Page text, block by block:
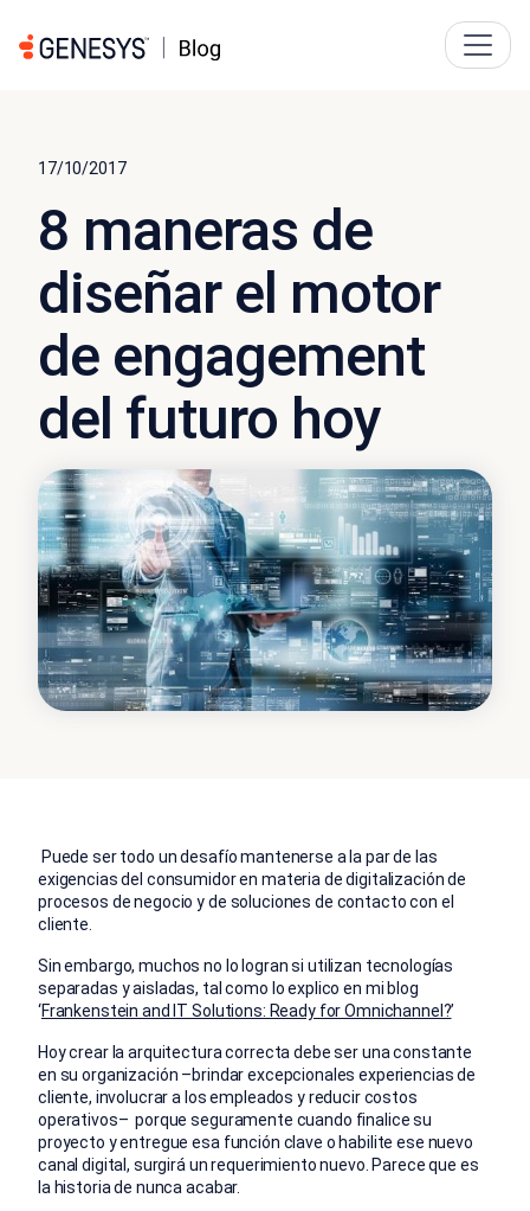
17/10/2017
8 maneras de
diseñar el motor
de engagement
del futuro hoy
Puede ser todo un desafío mantenerse a la par de las
exigencias del consumidor en materia de digitalización de
procesos de negocio y de soluciones de contacto con el
cliente.
Sin embargo, muchos no lo logran si utilizan tecnologías
separadas y aisladas, tal como lo explico en mi blog
‘Frankenstein and IT Solutions: Ready for Omnichannel?’
Hoy crear la arquitectura correcta debe ser una constante
en su organización –brindar excepcionales experiencias de
cliente, involucrar a los empleados y reducir costos
operativos– porque seguramente cuando finalice su
proyecto y entregue esa función clave o habilite ese nuevo
canal digital, surgirá un requerimiento nuevo. Parece que es
la historia de nunca acabar.